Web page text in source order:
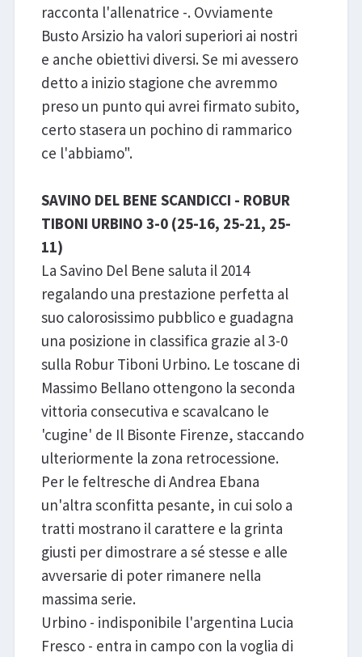
racconta l'allenatrice -. Ovviamente
Busto Arsizio ha valori superiori ai nostri
e anche obiettivi diversi. Se mi avessero
detto a inizio stagione che avremmo
preso un punto qui avrei firmato subito,
certo stasera un pochino di rammarico
ce l'abbiamo".
SAVINO DEL BENE SCANDICCI - ROBUR
TIBONI URBINO 3-0 (25-16, 25-21, 25-
11)
La Savino Del Bene saluta il 2014
regalando una prestazione perfetta al
suo calorosissimo pubblico e guadagna
una posizione in classifica grazie al 3-0
sulla Robur Tiboni Urbino. Le toscane di
Massimo Bellano ottengono la seconda
vittoria consecutiva e scavalcano le
'cugine' de Il Bisonte Firenze, staccando
ulteriormente la zona retrocessione.
Per le feltresche di Andrea Ebana
un'altra sconfitta pesante, in cui solo a
tratti mostrano il carattere e la grinta
giusti per dimostrare a sé stesse e alle
avversarie di poter rimanere nella
massima serie.
Urbino - indisponibile l'argentina Lucia
Fresco - entra in campo con la voglia di